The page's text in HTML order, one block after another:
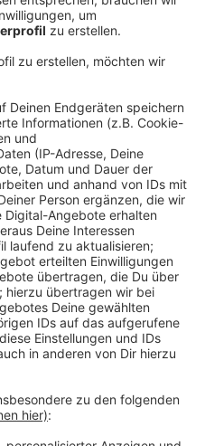
die Veranstalter des
"Top Gun" und "Dune"
Man" und "Doctor
"Mamma Mia" war
(13. August 2022) steht
Programm. Morgen
and Thunder".
zum Thema